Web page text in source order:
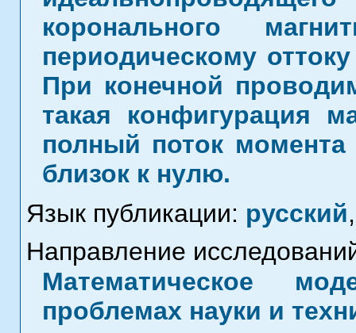
коронального
периодическому
При конечной
такая конфигурация
полный поток
близок к нулю.
Язык публикации: русский,
Направление
Математическое
проблемах науки и